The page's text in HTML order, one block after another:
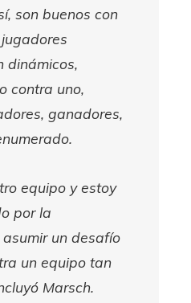
son buenos con
dinámicos,
contra uno,
ganadores,
equipo y estoy
por la
un desafío
un equipo tan
Marsch.